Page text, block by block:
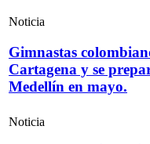
Noticia
Gimnastas
Cartagena y se
Medellín en mayo.
Noticia